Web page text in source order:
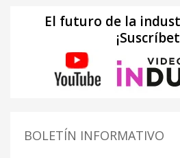
El futuro de la
BOLETÍN INFORMATIVO